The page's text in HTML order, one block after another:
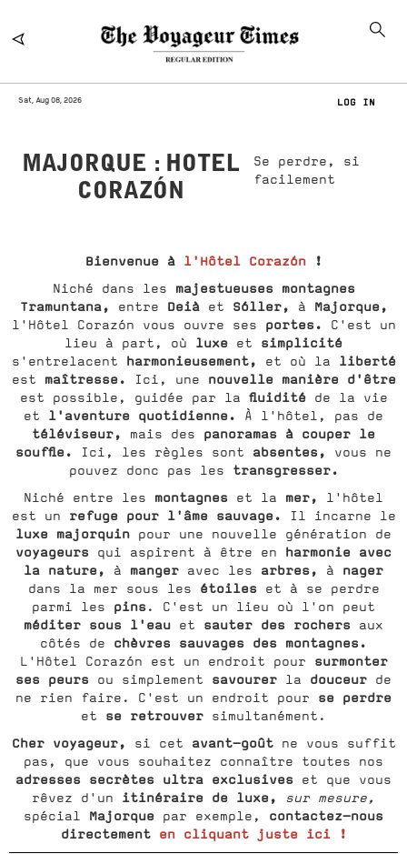
Sat, Aug 08, 2026 LOG IN
MAJORQUE : HOTEL
CORAZÓN
Se perdre, si
facilement
Bienvenue à l'Hôtel Corazón!
Niché dans les majestueuses montagnes
Tramuntana,
entre Deiàet Sóller, à Majorque,
l'Hôtel Corazón vous ouvre ses portes. C'est un
lieu à part, où
luxe et simplicité
s'entrelacent harmonieusement, et où la liberté
est maîtresse. Ici, une nouvelle manière d'être
est possible, guidée par la fluiditéde la vie
et l'aventure quotidienne. À l'hôtel, pas de
téléviseur, mais des panoramas à couper le
souffle.
Ici, les règles sont absentes,
vous ne
pouvez donc pas les transgresser.
Niché entre les montagnes et la mer,
l'hôtel
est un refuge pour l'âme sauvage. Il incarne le
luxe majorquin pour une nouvelle génération de
voyageurs qui aspirent à être en harmonie avec
la nature,
à manger avec les arbres, à nager
dans la mer sous les étoileset à se perdre
parmi les pins. C'est un lieu où l'on peut
méditer sous l'eau et sauter des rochers
aux
côtés de chèvres sauvages des montagnes.
L'Hôtel Corazón est un endroit pour surmonter
ses peurs ou simplement savourer la douceur de
ne rien faire. C'est un endroit pour se perdre
et se retrouver simultanément.
Cher voyageur, si cet avant-goûtne vous suffit
pas, que vous souhaitez connaître toutes nos
adresses secrètes ultra exclusives et que vous
rêvez d'un itinéraire de luxe,
sur mesure,
spécial Majorque par exemple, contactez-nous
directement en cliquant juste ici !